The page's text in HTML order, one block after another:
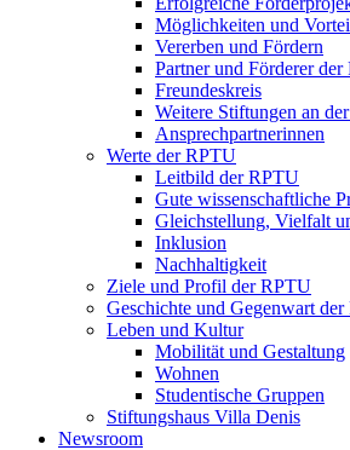
Möglichkeiten und
Vererben und Fördern
Partner und Förderer
Freundeskreis
Weitere Stiftungen an
Ansprechpartnerinnen
Werte der RPTU
Leitbild der RPTU
Gute wissenschaftliche
Gleichstellung, Vielfalt
Inklusion
Nachhaltigkeit
Ziele und Profil der RPTU
Geschichte und Gegenwart
Leben und Kultur
Mobilität und Gestaltung
Wohnen
Studentische Gruppen
Stiftungshaus Villa Denis
Newsroom